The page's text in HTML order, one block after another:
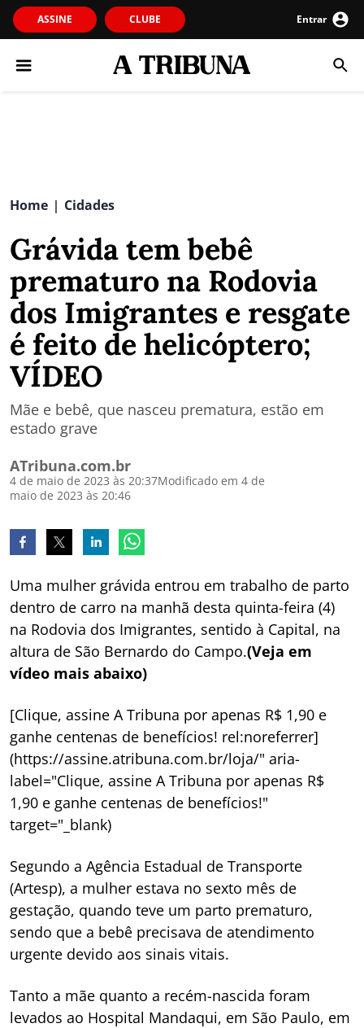
ASSINE CLUBE Entrar
Home | Cidades
Grávida tem bebê
prematuro na Rodovia
dos Imigrantes e resgate
é feito de helicóptero;
VÍDEO
Mãe e bebê, que nasceu prematura, estão em
estado grave
ATribuna.com.br
4 de maio de 2023 às 20:37Modificado em 4 de
maio de 2023 às 20:46
Uma mulher grávida entrou em trabalho de parto
dentro de carro na manhã desta quinta-feira (4)
na Rodovia dos Imigrantes, sentido à Capital, na
altura de São Bernardo do Campo.(Veja em
vídeo mais abaixo)
[Clique, assine A Tribuna por apenas R$ 1,90 e
ganhe centenas de benefícios! rel:noreferrer]
(https://assine.atribuna.com.br/loja/" aria-
label="Clique, assine A Tribuna por apenas R$
1,90 e ganhe centenas de benefícios!"
target="_blank)
Segundo a Agência Estadual de Transporte
(Artesp), a mulher estava no sexto mês de
gestação, quando teve um parto prematuro,
sendo que a bebê precisava de atendimento
urgente devido aos sinais vitais.
Tanto a mãe quanto a recém-nascida foram
levados ao Hospital Mandaqui, em São Paulo, em